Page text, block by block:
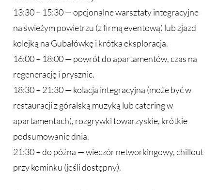
13:30 – 15:30 — opcjonalne warsztaty integracyjne
na świeżym powietrzu (z firmą eventową) lub zjazd
kolejką na Gubałówkę i krótka eksploracja.
16:00 – 18:00 — powrót do apartamentów, czas na
regenerację i prysznic.
18:30 – 21:30 — kolacja integracyjna (może być w
restauracji z góralską muzyką lub catering w
apartamentach), rozgrywki towarzyskie, krótkie
podsumowanie dnia.
21:30 – do późna — wieczór networkingowy, chillout
przy kominku (jeśli dostępny).